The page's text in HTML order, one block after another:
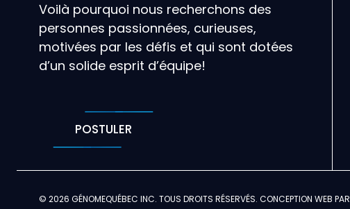
Voilà pourquoi nous recherchons des
personnes passionnées, curieuses,
motivées par les défis et qui sont dotées
d’un solide esprit d’équipe!
POSTULER
© 2026 GÉNOMEQUÉBEC INC. TOUS DROITS RÉSERVÉS. CONCEPTION WEB PAR